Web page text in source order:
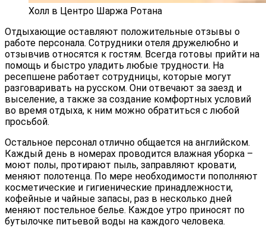
Холл в Центро Шаржа Ротана
Отдыхающие оставляют положительные отзывы о
работе персонала. Сотрудники отеля дружелюбно и
отзывчив относятся к гостям. Всегда готовы прийти на
помощь и быстро уладить любые трудности. На
ресепшене работает сотрудницы, которые могут
разговаривать на русском. Они отвечают за заезд и
выселение, а также за создание комфортных условий
во время отдыха, к ним можно обратиться с любой
просьбой.
Остальное персонал отлично общается на английском.
Каждый день в номерах проводится влажная уборка –
моют полы, протирают пыль, заправляют кровати,
меняют полотенца. По мере необходимости пополняют
косметические и гигиенические принадлежности,
кофейные и чайные запасы, раз в несколько дней
меняют постельное белье. Каждое утро приносят по
бутылочке питьевой воды на каждого человека.